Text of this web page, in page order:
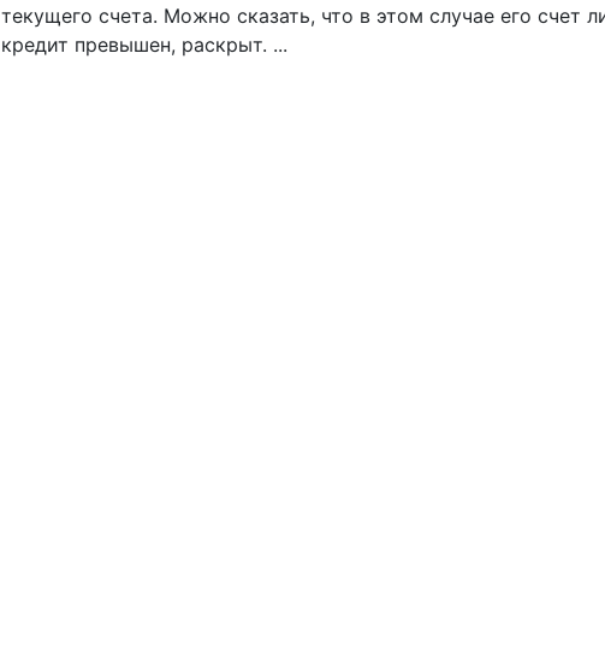
текущего счета. Можно сказать, что в этом случае его счет
кредит превышен, раскрыт. ...